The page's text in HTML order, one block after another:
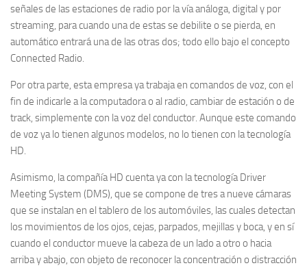
señales de las estaciones de radio por la vía análoga, digital y por
streaming, para cuando una de estas se debilite o se pierda, en
automático entrará una de las otras dos; todo ello bajo el concepto
Connected Radio.
Por otra parte, esta empresa ya trabaja en comandos de voz, con el
fin de indicarle a la computadora o al radio, cambiar de estación o de
track, simplemente con la voz del conductor. Aunque este comando
de voz ya lo tienen algunos modelos, no lo tienen con la tecnología
HD.
Asimismo, la compañía HD cuenta ya con la tecnología Driver
Meeting System (DMS), que se compone de tres a nueve cámaras
que se instalan en el tablero de los automóviles, las cuales detectan
los movimientos de los ojos, cejas, parpados, mejillas y boca, y en sí
cuando el conductor mueve la cabeza de un lado a otro o hacia
arriba y abajo, con objeto de reconocer la concentración o distracción